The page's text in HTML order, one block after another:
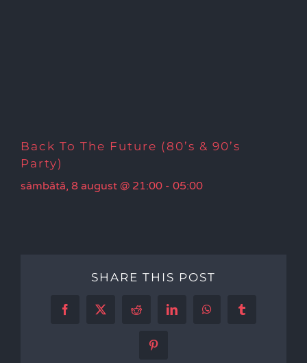
Back To The Future (80’s & 90’s
Party)
sâmbătă, 8 august @ 21:00 - 05:00
SHARE THIS POST
Facebook
X Reddit LinkedInWhatsAppTumblr
Pinterest